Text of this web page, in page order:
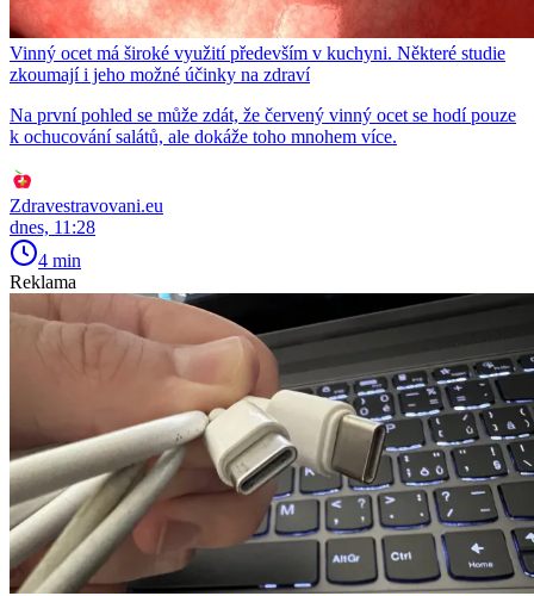
Vinný ocet má široké využití především v kuchyni. Některé studie
zkoumají i jeho možné účinky na zdraví
Na první pohled se může zdát, že červený vinný ocet se hodí pouze
k ochucování salátů, ale dokáže toho mnohem více.
Zdravestravovani.eu
dnes, 11:28
4 min
Reklama